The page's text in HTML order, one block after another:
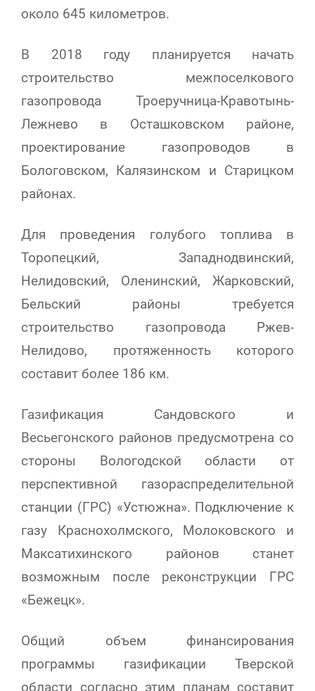
около 645 километров.
В 2018 году планируется начать
строительство межпоселкового
газопровода Троеручница-Кравотынь-
Лежнево в Осташковском районе,
проектирование газопроводов в
Бологовском, Калязинском и Старицком
районах.
Для проведения голубого топлива в
Торопецкий, Западнодвинский,
Нелидовский, Оленинский, Жарковский,
Бельский районы требуется
строительство газопровода Ржев-
Нелидово, протяженность которого
составит более 186 км.
Газификация Сандовского и
Весьегонского районов предусмотрена со
стороны Вологодской области от
перспективной газораспределительной
станции (ГРС) «Устюжна». Подключение к
газу Краснохолмского, Молоковского и
Максатихинского районов станет
возможным после реконструкции ГРС
«Бежецк».
Общий объем финансирования
программы газификации Тверской
области согласно этим планам составит